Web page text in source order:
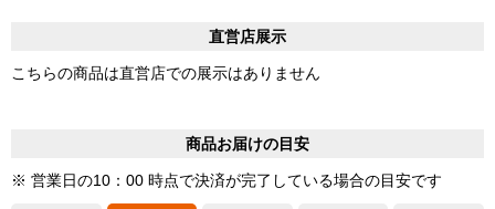
直営店展示
こちらの商品は直営店での展示はありません
商品お届けの目安
※ 営業日の10：00 時点で決済が完了している場合の目安です